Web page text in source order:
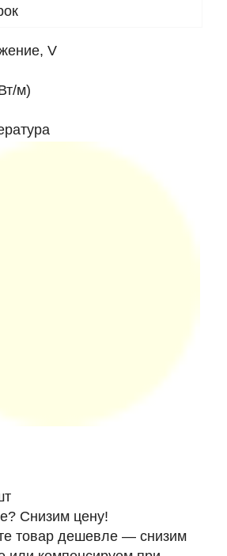
V
м)
Снизим цену!
товар дешевле — снизим